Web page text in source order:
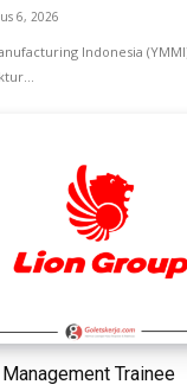
6, 2026
Indonesia
Trainee